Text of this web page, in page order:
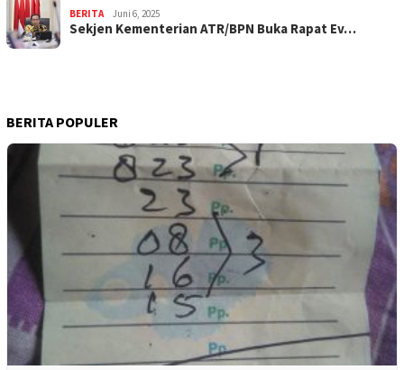
BERITA Juni 6, 2025
Sekjen Kementerian ATR/BPN Buka Rapat Ev…
BERITA POPULER